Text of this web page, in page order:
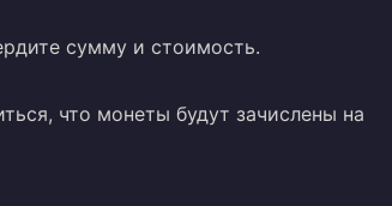
сумму и стоимость.
что монеты будут зачислены на